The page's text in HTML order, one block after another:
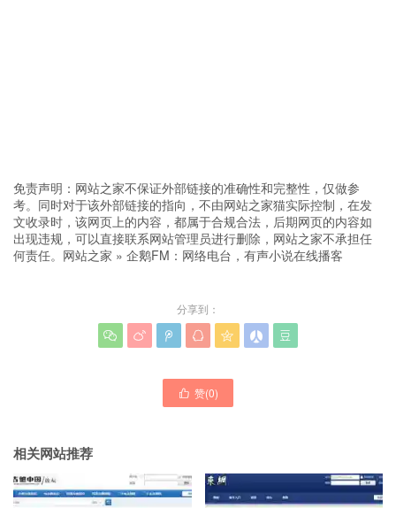
免责声明：网站之家不保证外部链接的准确性和完整性，仅做参
考。同时对于该外部链接的指向，不由网站之家猫实际控制，在发
文收录时，该网页上的内容，都属于合规合法，后期网页的内容如
出现违规，可以直接联系网站管理员进行删除，网站之家不承担任
何责任。 网站之家 » 企鹅FM：网络电台，有声小说在线播客
分享到：
      
 赞(0)
相关网站推荐